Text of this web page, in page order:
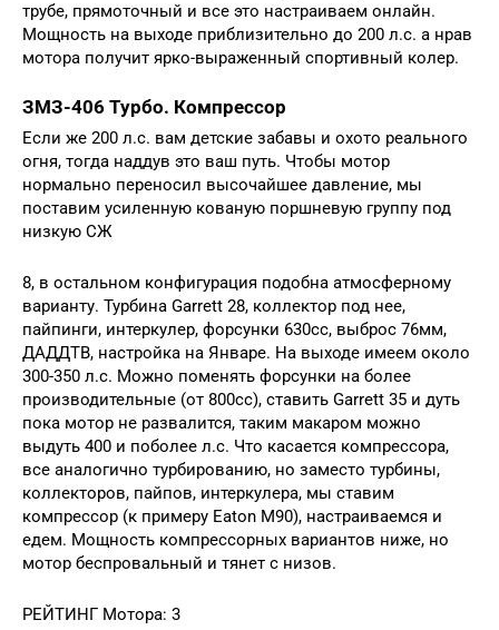
трубе, прямоточный и все это настраиваем онлайн.
Мощность на выходе приблизительно до 200 л.с. а нрав
мотора получит ярко-выраженный спортивный колер.
ЗМЗ-406 Турбо. Компрессор
Если же 200 л.с. вам детские забавы и охото реального
огня, тогда наддув это ваш путь. Чтобы мотор
нормально переносил высочайшее давление, мы
поставим усиленную кованую поршневую группу под
низкую СЖ
8, в остальном конфигурация подобна атмосферному
варианту. Турбина Garrett 28, коллектор под нее,
пайпинги, интеркулер, форсунки 630сс, выброс 76мм,
ДАДДТВ, настройка на Январе. На выходе имеем около
300-350 л.с. Можно поменять форсунки на более
производительные (от 800сс), ставить Garrett 35 и дуть
пока мотор не развалится, таким макаром можно
выдуть 400 и поболее л.с. Что касается компрессора,
все аналогично турбированию, но заместо турбины,
коллекторов, пайпов, интеркулера, мы ставим
компрессор (к примеру Eaton M90), настраиваемся и
едем. Мощность компрессорных вариантов ниже, но
мотор беспровальный и тянет с низов.
РЕЙТИНГ Мотора: 3